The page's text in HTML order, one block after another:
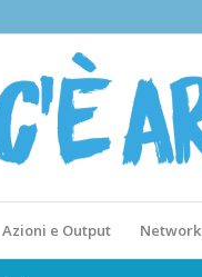
Azioni e Output Network